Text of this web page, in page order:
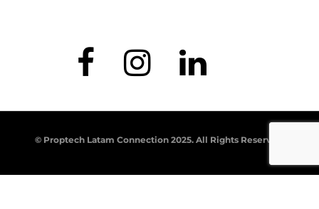
© Proptech Latam Connection 2025. All Rights Reserved.